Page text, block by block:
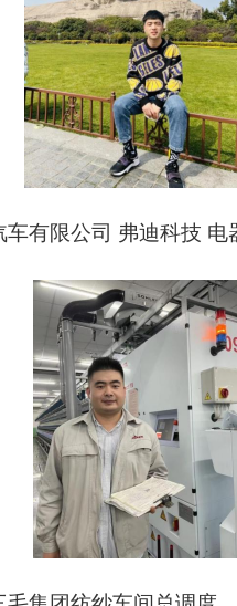
有限公司 弗迪科技 电